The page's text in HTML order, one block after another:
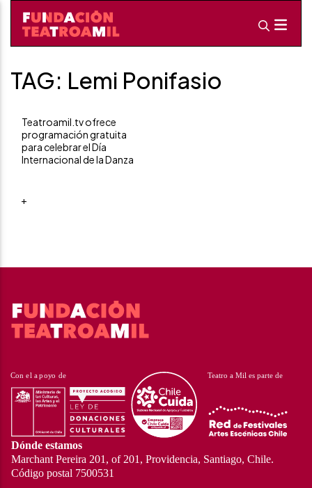
TAG: Lemi Ponifasio
Teatroamil.tv ofrece
programación gratuita
para celebrar el Día
Internacional de la Danza
+
Dónde estamos
Marchant Pereira 201, of 201, Providencia, Santiago, Chile.
Código postal 7500531